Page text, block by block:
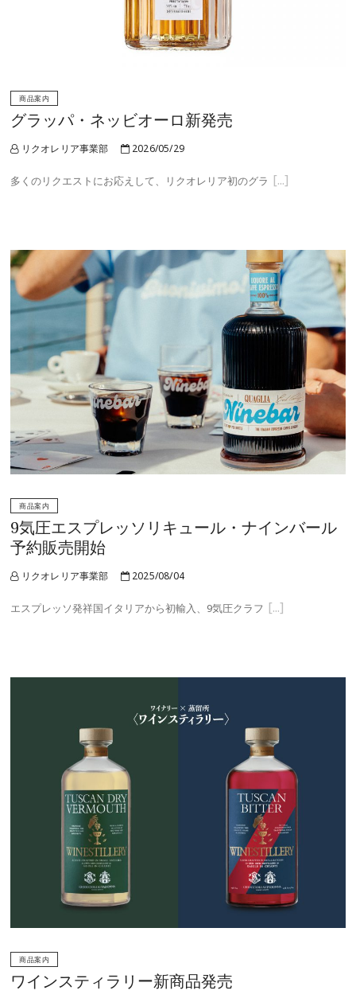
商品案内
グラッパ・ネッビオーロ新発売
リクオレリア事業部 2026/05/29
多くのリクエストにお応えして、リクオレリア初のグラ
商品案内
9気圧エスプレッソリキュール・ナインバール
予約販売開始
リクオレリア事業部 2025/08/04
エスプレッソ発祥国イタリアから初輸入、9気圧クラフ
商品案内
ワインスティラリー新商品発売